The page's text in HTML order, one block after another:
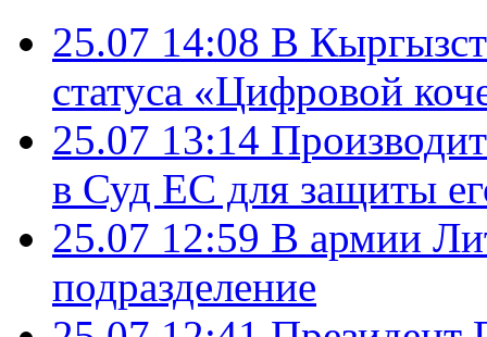
25.07 14:08 В
статуса «Цифровой
25.07 13:14
в Суд ЕС для защиты
25.07 12:59 В армии
подразделение